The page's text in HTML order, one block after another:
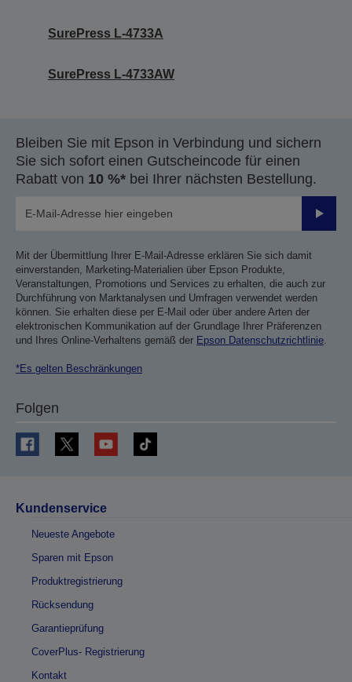
SurePress L-4733A
SurePress L-4733AW
Bleiben Sie mit Epson in Verbindung und sichern
Sie sich sofort einen Gutscheincode für einen
Rabatt von 10 %* bei Ihrer nächsten Bestellung.
Mit der Übermittlung Ihrer E-Mail-Adresse erklären Sie sich damit
einverstanden, Marketing-Materialien über Epson Produkte,
Veranstaltungen, Promotions und Services zu erhalten, die auch zur
Durchführung von Marktanalysen und Umfragen verwendet werden
können. Sie erhalten diese per E-Mail oder über andere Arten der
elektronischen Kommunikation auf der Grundlage Ihrer Präferenzen
und Ihres Online-Verhaltens gemäß der Epson Datenschutzrichtlinie
*Es gelten Beschränkungen
Folgen
Kundenservice
Neueste Angebote
Sparen mit Epson
Produktregistrierung
Rücksendung
Garantieprüfung
CoverPlus- Registrierung
Kontakt